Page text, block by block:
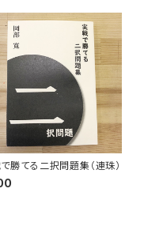
勝てる二択問題集（連珠）